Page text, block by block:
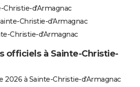
Christie-d'Armagnac
Christie-d'Armagnac
Christie-d'Armagnac
officiels à Sainte-Christie-
2026 à Sainte-Christie-d'Armagnac